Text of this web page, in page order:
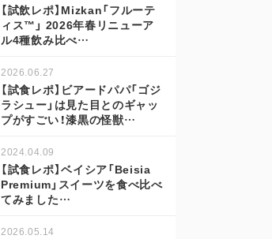
【試飲レポ】Mizkan「フルーテ
ィス™」 2026年春リニューア
ル4種飲み比べ…
2026.06.27
【試食レポ】ビアードパパ「ゴジ
ラシュー」は見た目とのギャッ
プがすごい！漆黒の怪獣…
2024.04.09
【試食レポ】ベイシア「Beisia
Premium」スイーツを食べ比べ
てみました…
2026.05.14